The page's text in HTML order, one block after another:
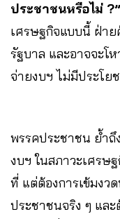
ประชาชนหรือไม่ ?”
เศรษฐกิจแบบนี้ ฝ่า
รัฐบาล และอาจจะโ
จ่ายงบฯ ไม่มีประโย
พรรคประชาชน ย้ำถึ
งบฯ ในสภาวะเศรษ
ที่ แต่ต้องการเข้มงว
ประชาชนจริง ๆ แล